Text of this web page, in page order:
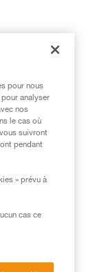
pour nous
analyser
nos
le cas où
suivront
pendant
» prévu à
cas ce